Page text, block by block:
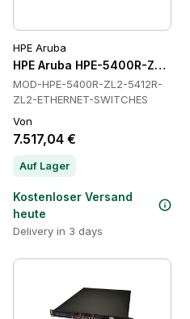
HPE Aruba
HPE Aruba HPE-5400R-ZL2-
MOD-HPE-5400R-ZL2-5412R-
ZL2-ETHERNET-SWITCHES
Von
7.517,04 €
Auf Lager
Kostenloser Versand
heute
Delivery in 3 days